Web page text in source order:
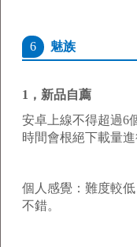
6 魅族
1，新品自薦
安卓上線不得超過6
時間會根絕下載量進
個人感覺：難度較
不錯。